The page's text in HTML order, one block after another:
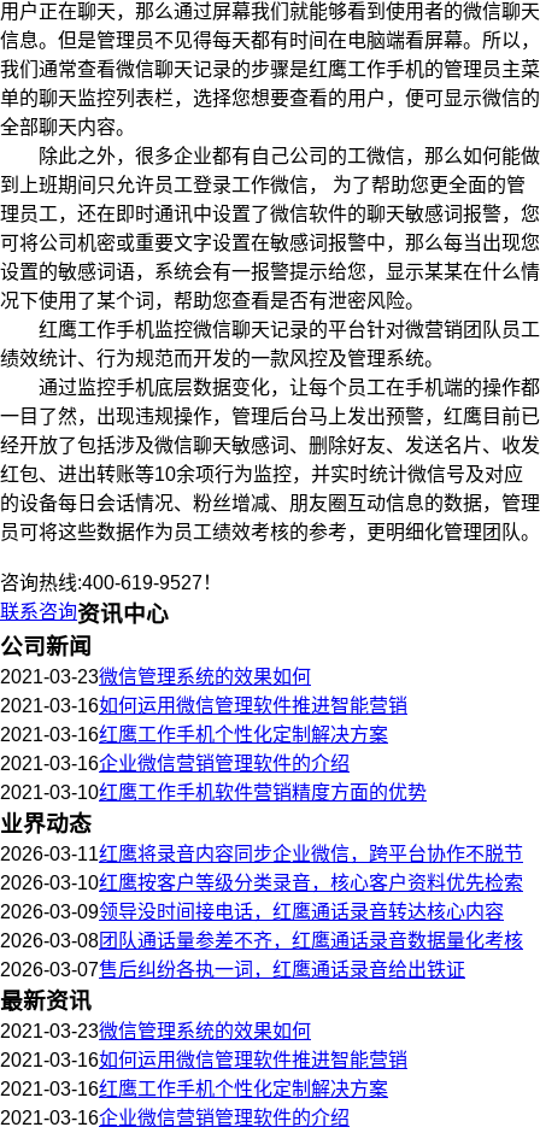
用户正在聊天，那么通过屏幕我们就能够看到使用者的微信聊天
信息。但是管理员不见得每天都有时间在电脑端看屏幕。所以，
我们通常查看微信聊天记录的步骤是红鹰工作手机的管理员主菜
单的聊天监控列表栏，选择您想要查看的用户，便可显示微信的
全部聊天内容。
除此之外，很多企业都有自己公司的工微信，那么如何能做
到上班期间只允许员工登录工作微信， 为了帮助您更全面的管
理员工，还在即时通讯中设置了微信软件的聊天敏感词报警，您
可将公司机密或重要文字设置在敏感词报警中，那么每当出现您
设置的敏感词语，系统会有一报警提示给您，显示某某在什么情
况下使用了某个词，帮助您查看是否有泄密风险。
红鹰工作手机监控微信聊天记录的平台针对微营销团队员工
绩效统计、行为规范而开发的一款风控及管理系统。
通过监控手机底层数据变化，让每个员工在手机端的操作都
一目了然，出现违规操作，管理后台马上发出预警，红鹰目前已
经开放了包括涉及微信聊天敏感词、删除好友、发送名片、收发
红包、进出转账等10余项行为监控，并实时统计微信号及对应
的设备每日会话情况、粉丝增减、朋友圈互动信息的数据，管理
员可将这些数据作为员工绩效考核的参考，更明细化管理团队。
咨询热线:400-619-9527！
联系咨询资讯中心
公司新闻
2021-03-23微信管理系统的效果如何
2021-03-16如何运用微信管理软件推进智能营销
2021-03-16红鹰工作手机个性化定制解决方案
2021-03-16企业微信营销管理软件的介绍
2021-03-10红鹰工作手机软件营销精度方面的优势
业界动态
2026-03-11红鹰将录音内容同步企业微信，跨平台协作不脱节
2026-03-10红鹰按客户等级分类录音，核心客户资料优先检索
2026-03-09领导没时间接电话，红鹰通话录音转达核心内容
2026-03-08团队通话量参差不齐，红鹰通话录音数据量化考核
2026-03-07售后纠纷各执一词，红鹰通话录音给出铁证
最新资讯
2021-03-23微信管理系统的效果如何
2021-03-16如何运用微信管理软件推进智能营销
2021-03-16红鹰工作手机个性化定制解决方案
2021-03-16企业微信营销管理软件的介绍